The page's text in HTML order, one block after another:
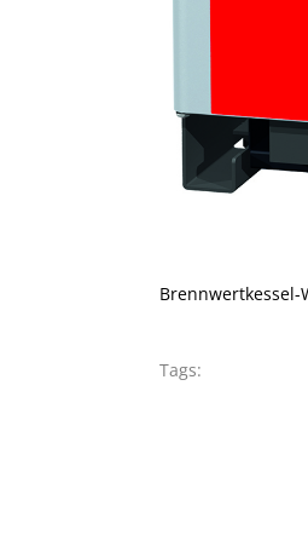
Brennwertkessel-
Tags: